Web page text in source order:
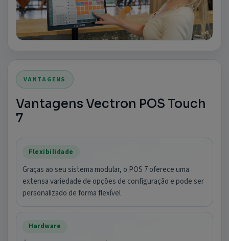
VANTAGENS
Vantagens Vectron POS Touch
7
Flexibilidade
Graças ao seu sistema modular, o POS 7 oferece uma
extensa variedade de opções de configuração e pode ser
personalizado de forma flexível
Hardware